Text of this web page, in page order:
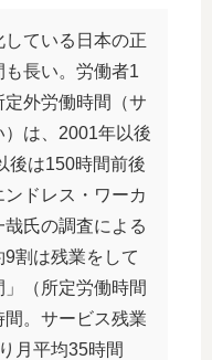
ている日本の正
長い。労働者1
定外労働時間（サ
は、2001年以後
後は150時間前後
ドレス・ワーカ
氏の調査による
割は残業をして
（所定労働時間
。サービス残業
月平均35時間